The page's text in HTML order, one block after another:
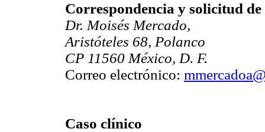
Correspondencia y solicitud
Dr. Moisés Mercado,
Aristóteles 68, Polanco
CP 11560 México, D. F.
Correo electrónico:
Caso clínico